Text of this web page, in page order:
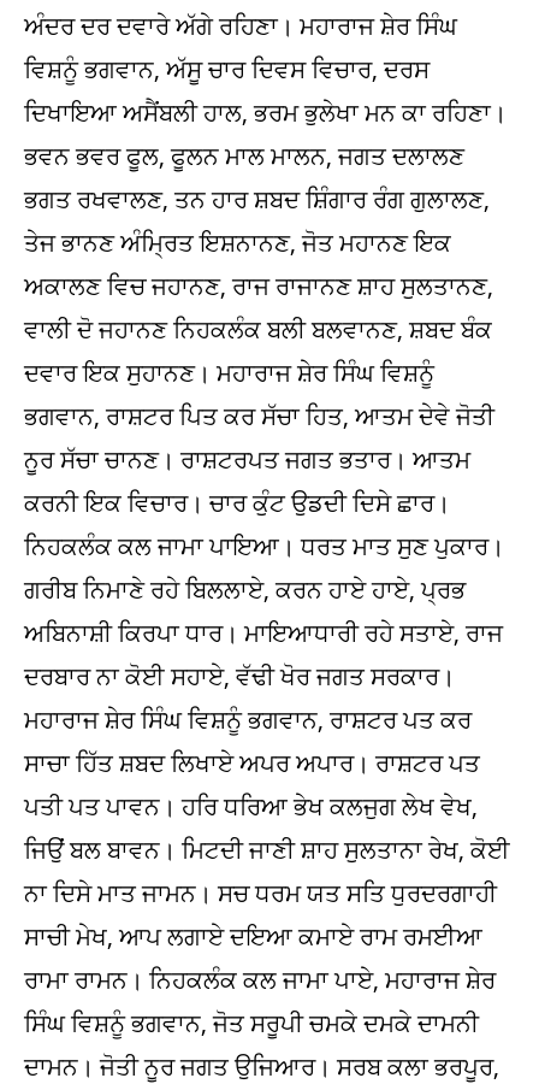
ਅੰਦਰ ਦਰ ਦਵਾਰੇ ਅੱਗੇ ਰਹਿਣਾ। ਮਹਾਰਾਜ ਸ਼ੇਰ ਸਿੰਘ
ਵਿਸ਼ਨੂੰ ਭਗਵਾਨ, ਅੱਸੂ ਚਾਰ ਦਿਵਸ ਵਿਚਾਰ, ਦਰਸ
ਦਿਖਾਇਆ ਅਸੈਂਬਲੀ ਹਾਲ, ਭਰਮ ਭੁਲੇਖਾ ਮਨ ਕਾ ਰਹਿਣਾ।
ਭਵਨ ਭਵਰ ਫੂਲ, ਫੂਲਨ ਮਾਲ ਮਾਲਨ, ਜਗਤ ਦਲਾਲਣ
ਭਗਤ ਰਖਵਾਲਣ, ਤਨ ਹਾਰ ਸ਼ਬਦ ਸ਼ਿੰਗਾਰ ਰੰਗ ਗੁਲਾਲਣ,
ਤੇਜ ਭਾਨਣ ਅੰਮ੍ਰਿਤ ਇਸ਼ਨਾਨਣ, ਜੋਤ ਮਹਾਨਣ ਇਕ
ਅਕਾਲਣ ਵਿਚ ਜਹਾਨਣ, ਰਾਜ ਰਾਜਾਨਣ ਸ਼ਾਹ ਸੁਲਤਾਨਣ,
ਵਾਲੀ ਦੋ ਜਹਾਨਣ ਨਿਹਕਲੰਕ ਬਲੀ ਬਲਵਾਨਣ, ਸ਼ਬਦ ਬੰਕ
ਦਵਾਰ ਇਕ ਸੁਹਾਨਣ। ਮਹਾਰਾਜ ਸ਼ੇਰ ਸਿੰਘ ਵਿਸ਼ਨੂੰ
ਭਗਵਾਨ, ਰਾਸ਼ਟਰ ਪਿਤ ਕਰ ਸੱਚਾ ਹਿਤ, ਆਤਮ ਦੇਵੇ ਜੋਤੀ
ਨੂਰ ਸੱਚਾ ਚਾਨਣ। ਰਾਸ਼ਟਰਪਤ ਜਗਤ ਭਤਾਰ। ਆਤਮ
ਕਰਨੀ ਇਕ ਵਿਚਾਰ। ਚਾਰ ਕੁੰਟ ਉਡਦੀ ਦਿਸੇ ਛਾਰ।
ਨਿਹਕਲੰਕ ਕਲ ਜਾਮਾ ਪਾਇਆ। ਧਰਤ ਮਾਤ ਸੁਣ ਪੁਕਾਰ।
ਗਰੀਬ ਨਿਮਾਣੇ ਰਹੇ ਬਿਲਲਾਏ, ਕਰਨ ਹਾਏ ਹਾਏ, ਪ੍ਰਭ
ਅਬਿਨਾਸ਼ੀ ਕਿਰਪਾ ਧਾਰ। ਮਾਇਆਧਾਰੀ ਰਹੇ ਸਤਾਏ, ਰਾਜ
ਦਰਬਾਰ ਨਾ ਕੋਈ ਸਹਾਏ, ਵੱਢੀ ਖੋਰ ਜਗਤ ਸਰਕਾਰ।
ਮਹਾਰਾਜ ਸ਼ੇਰ ਸਿੰਘ ਵਿਸ਼ਨੂੰ ਭਗਵਾਨ, ਰਾਸ਼ਟਰ ਪਤ ਕਰ
ਸਾਚਾ ਹਿੱਤ ਸ਼ਬਦ ਲਿਖਾਏ ਅਪਰ ਅਪਾਰ। ਰਾਸ਼ਟਰ ਪਤ
ਪਤੀ ਪਤ ਪਾਵਨ। ਹਰਿ ਧਰਿਆ ਭੇਖ ਕਲਜੁਗ ਲੇਖ ਵੇਖ,
ਜਿਉਂ ਬਲ ਬਾਵਨ। ਮਿਟਦੀ ਜਾਣੀ ਸ਼ਾਹ ਸੁਲਤਾਨਾ ਰੇਖ, ਕੋਈ
ਨਾ ਦਿਸੇ ਮਾਤ ਜਾਮਨ। ਸਚ ਧਰਮ ਯਤ ਸਤਿ ਧੁਰਦਰਗਾਹੀ
ਸਾਚੀ ਮੇਖ, ਆਪ ਲਗਾਏ ਦਇਆ ਕਮਾਏ ਰਾਮ ਰਮਈਆ
ਰਾਮਾ ਰਾਮਨ। ਨਿਹਕਲੰਕ ਕਲ ਜਾਮਾ ਪਾਏ, ਮਹਾਰਾਜ ਸ਼ੇਰ
ਸਿੰਘ ਵਿਸ਼ਨੂੰ ਭਗਵਾਨ, ਜੋਤ ਸਰੂਪੀ ਚਮਕੇ ਦਮਕੇ ਦਾਮਨੀ
ਦਾਮਨ। ਜੋਤੀ ਨੂਰ ਜਗਤ ਉਜਿਆਰ। ਸਰਬ ਕਲਾ ਭਰਪੂਰ,